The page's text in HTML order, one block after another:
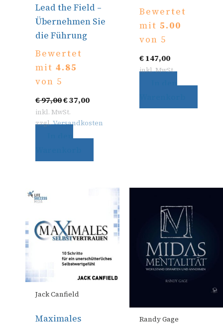
Lead the Field –
Übernehmen Sie
die Führung
Bewertet
mit4.85
von 5
€97,00€37,00
inkl. MwSt.
zzgl.Versandkosten
In den
Bewertet
mit 5.00
von 5
€147,00
inkl. MwSt.
Jack Canfield
Maximales
Randy Gage